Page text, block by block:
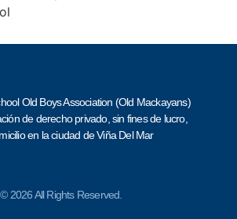
Old Boys Association (Old Mackayans)
de derecho privado, sin fines de lucro,
en la ciudad de Viña Del Mar
© 2026 All Rights Reserved.